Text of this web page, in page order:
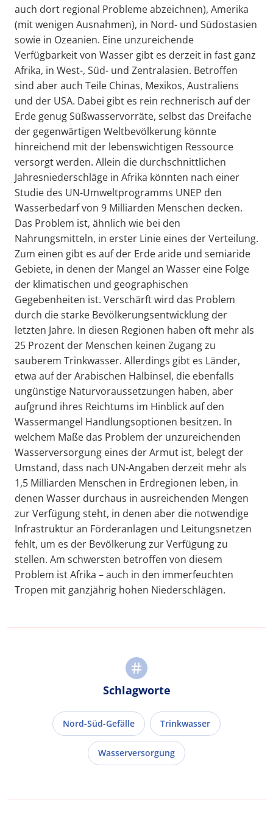
auch dort regional Probleme abzeichnen), Amerika
(mit wenigen Ausnahmen), in Nord- und Südostasien
sowie in Ozeanien. Eine unzureichende
Verfügbarkeit von Wasser gibt es derzeit in fast ganz
Afrika, in West-, Süd- und Zentralasien. Betroffen
sind aber auch Teile Chinas, Mexikos, Australiens
und der USA. Dabei gibt es rein rechnerisch auf der
Erde genug Süßwasservorräte, selbst das Dreifache
der gegenwärtigen Weltbevölkerung könnte
hinreichend mit der lebenswichtigen Ressource
versorgt werden. Allein die durchschnittlichen
Jahresniederschläge in Afrika könnten nach einer
Studie des UN-Umweltprogramms UNEP den
Wasserbedarf von 9 Milliarden Menschen decken.
Das Problem ist, ähnlich wie bei den
Nahrungsmitteln, in erster Linie eines der Verteilung.
Zum einen gibt es auf der Erde aride und semiaride
Gebiete, in denen der Mangel an Wasser eine Folge
der klimatischen und geographischen
Gegebenheiten ist. Verschärft wird das Problem
durch die starke Bevölkerungsentwicklung der
letzten Jahre. In diesen Regionen haben oft mehr als
25 Prozent der Menschen keinen Zugang zu
sauberem Trinkwasser. Allerdings gibt es Länder,
etwa auf der Arabischen Halbinsel, die ebenfalls
ungünstige Naturvoraussetzungen haben, aber
aufgrund ihres Reichtums im Hinblick auf den
Wassermangel Handlungsoptionen besitzen. In
welchem Maße das Problem der unzureichenden
Wasserversorgung eines der Armut ist, belegt der
Umstand, dass nach UN-Angaben derzeit mehr als
1,5 Milliarden Menschen in Erdregionen leben, in
denen Wasser durchaus in ausreichenden Mengen
zur Verfügung steht, in denen aber die notwendige
Infrastruktur an Förderanlagen und Leitungsnetzen
fehlt, um es der Bevölkerung zur Verfügung zu
stellen. Am schwersten betroffen von diesem
Problem ist Afrika – auch in den immerfeuchten
Tropen mit ganzjährig hohen Niederschlägen.
Schlagworte
Nord-Süd-Gefälle Trinkwasser
Wasserversorgung